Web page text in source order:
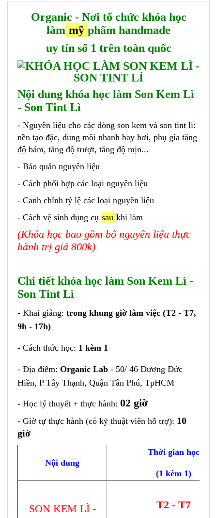
Organic - Nơi tổ chức khóa học
làm mỹ phẩm handmade
uy tín số 1 trên toàn quốc
Nội dung khóa học làm Son Kem Lì
- Son Tint Lì
- Nguyên liệu cho các dòng son kem và son tint lì:
nền tạo đặc, dung môi nhanh bay hơi, phụ gia tăng
độ bám, tăng độ trượt, tăng độ mịn...
- Bảo quản nguyên liệu
- Cách phối hợp các loại nguyên liệu
- Canh chỉnh tỷ lệ các loại nguyên liệu
- Cách vệ sinh dụng cụ sau khi làm
​(Khóa học bao gồm bộ nguyên liệu thực
hành trị giá 800k)
Chi tiết khóa học làm Son Kem Lì -
Son Tint Lì
- Khai giảng: trong khung giờ làm việc (T2 - T7,
9h - 17h)
- Cách thức học: 1 kèm 1
- Địa điểm: Organic Lab - 50/ 46 Dương Đức
Hiền, P Tây Thạnh, Quận Tân Phú, TpHCM
- Học lý thuyết + thực hành: 02 giờ
- Giờ tự thực hành (có kỹ thuật viên hổ trợ): 10
giờ
Nội dung
Thời gian học
(1 kèm 1)
SON KEM LÌ -
T2 - T7